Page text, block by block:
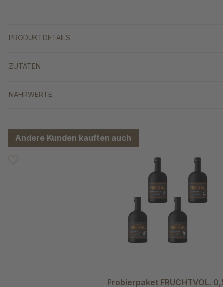
PRODUKTDETAILS
ZUTATEN
NÄHRWERTE
Andere Kunden kauften auch
Probierpaket FRUCHTVOL.